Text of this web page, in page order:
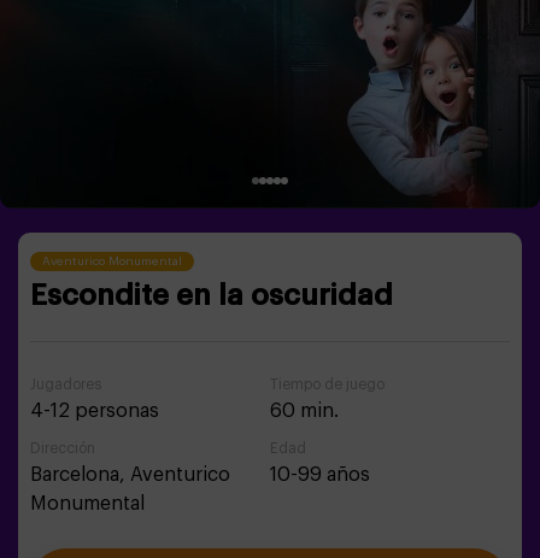
Aventurico Monumental
Escondite en la oscuridad
Jugadores
4-12 personas
Tiempo de juego
60 min.
Dirección
Barcelona, Aventurico
Monumental
Edad
10-99 años